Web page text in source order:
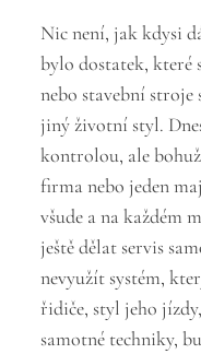
Nic není, jak kdysi
bylo dostatek, které
nebo stavební
jiný životní styl.
kontrolou, ale
firma nebo jeden
všude a na každém
ještě dělat servis
nevyužít systém,
řidiče, styl jeho
samotné techniky,